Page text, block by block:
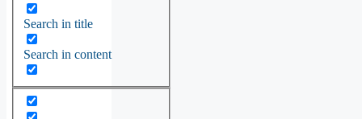
Search in title
Search in content